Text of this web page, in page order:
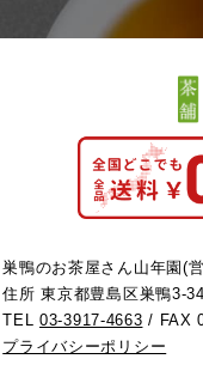
巣鴨のお茶屋さん山年園(
住所 東京都豊島区巣鴨3-
TEL03-3917-4663 / FAX
プライバシーポリシー